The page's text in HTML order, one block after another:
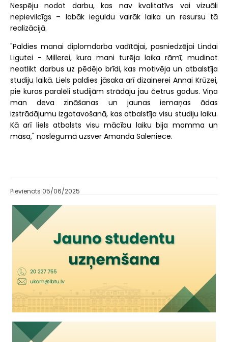
Nespēju nodot darbu, kas nav kvalitatīvs vai vizuāli
nepievilcīgs – labāk ieguldu vairāk laika un resursu tā
realizācijā.
"Paldies manai diplomdarba vadītājai, pasniedzējai Lindai
Ligutei - Millerei, kura mani turēja laika rāmī, mudinot
neatlikt darbus uz pēdējo brīdi, kas motivēja un atbalstīja
studiju laikā. Liels paldies jāsaka arī dizainerei Annai Krūzei,
pie kuras paralēli studijām strādāju jau četrus gadus. Viņa
man deva zināšanas un jaunas iemaņas ādas
izstrādājumu izgatavošanā, kas atbalstīja visu studiju laiku.
Kā arī liels atbalsts visu mācību laiku bija mamma un
māsa," noslēgumā uzsver Amanda Saleniece.
Pievienots 05/06/2025